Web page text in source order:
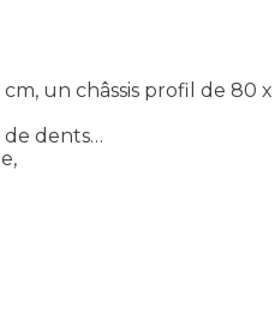
un châssis profil de 80
de dents…